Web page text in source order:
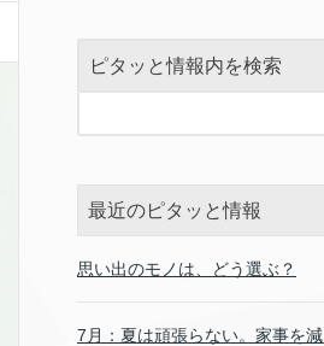
ピタッと情報内を検索
最近のピタッと情報
思い出のモノは、どう選ぶ？
7月：夏は頑張らない。家事を